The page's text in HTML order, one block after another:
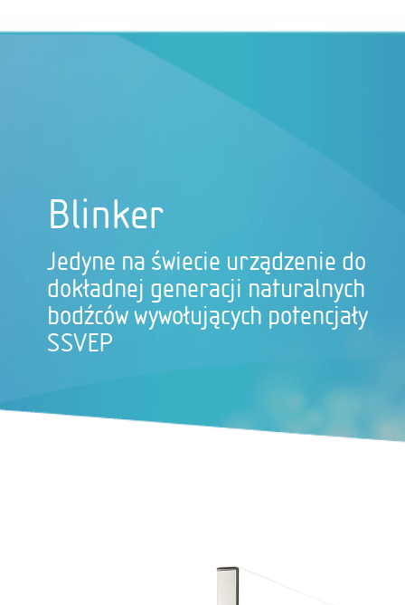
Blinker
Jedyne na świecie urządzenie do
dokładnej generacji naturalnych
bodźców wywołujących potencjały
SSVEP